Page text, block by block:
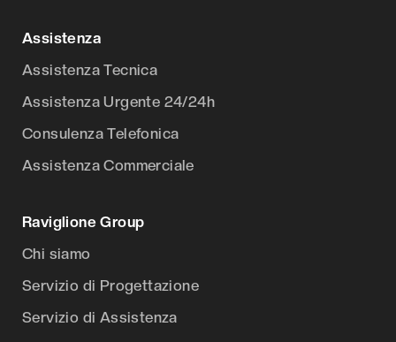
Assistenza
Assistenza Tecnica
Assistenza Urgente 24/24h
Consulenza Telefonica
Assistenza Commerciale
Raviglione Group
Chi siamo
Servizio di Progettazione
Servizio di Assistenza